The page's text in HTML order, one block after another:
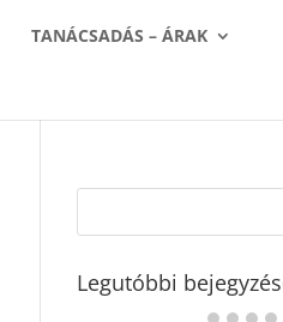
TANÁCSADÁS – ÁRAK
Legutóbbi